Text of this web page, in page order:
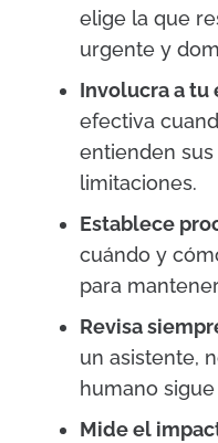
elige la que
urgente y
Involucra a tu
efectiva
entienden
limitaciones.
Establece
cuándo y
para
Revisa
un asistente,
humano
Mide el